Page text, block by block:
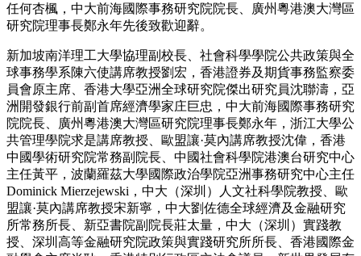
任何杏楓，中大前海國際事務研究院院長、廣州粵港澳大灣區
研究院理事長鄭永年先後致歡迎辭。
新加坡南洋理工大學協理副校長、社會科學學院公共政策與全
球事務學系陳六使講席教授劉宏，香港證券及期貨事務監察委
員會原主席、香港大學亞洲全球研究院傑出研究員沈聯濤，亞
洲開發銀行前副首席經濟學家庄巨忠，中大前海國際事務研究
院院長、廣州粵港澳大灣區研究院理事長鄭永年，浙江大學公
共管理學院求是講席教授、歐盟讓·莫內講席教授沈偉，香港
中國學術研究院常務副院長、中國社會科學院港澳台研究中心
主任黃平，波蘭羅茲大學國際政治學院亞洲事務研究中心主任
Dominick Mierzejewski，中大（深圳）人文社科學院教授、歐
盟讓·莫內講席教授宋新寧，中大劉佐德全球經濟及金融研究
所常務所長、新亞書院副院長莊太量，中大（深圳）實踐教
授、深圳高等金融研究院政策與實踐研究所所長、香港國際金